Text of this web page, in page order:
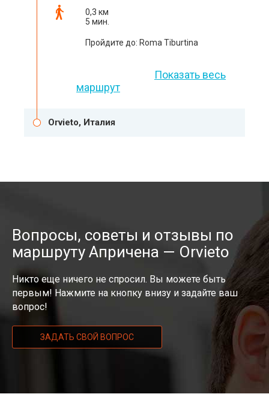
0,3 км
5 мин.
Пройдите до: Roma Tiburtina
Показать весь
маршрут
Orvieto, Италия
Вопросы, советы и отзывы по
маршруту Апричена — Orvieto
Никто еще ничего не спросил. Вы можете быть
первым! Нажмите на кнопку внизу и задайте ваш
вопрос!
ЗАДАТЬ СВОЙ ВОПРОС